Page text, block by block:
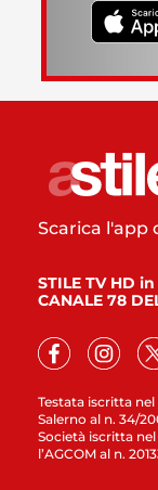
Testata iscritta
Salerno al n. 34/
Società iscritta
l’AGCOM al n.
Scarica l'app
STILE TV HD
CANALE 78